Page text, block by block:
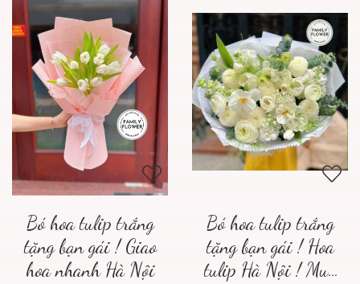
Bó hoa tulip trắng
tặng bạn gái ! Giao
hoa nhanh Hà Nội
Bó hoa tulip trắng
tặng bạn gái ! Hoa
tulip Hà Nội ! Mua